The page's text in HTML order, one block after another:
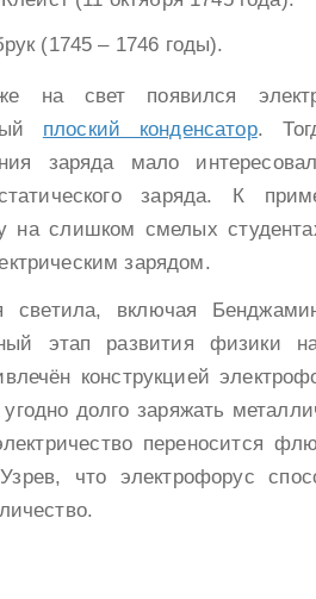
(1745 – 1746 годы).
на свет появился
плоский конденсатор.
заряда мало
заряда. К
на слишком смелых
зарядом.
включая
этап развития физики
конструкцией
долго заряжать
переносится
что электрофорус